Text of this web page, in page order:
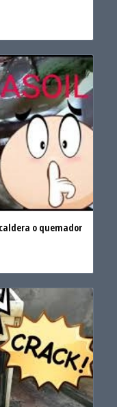
o quemador